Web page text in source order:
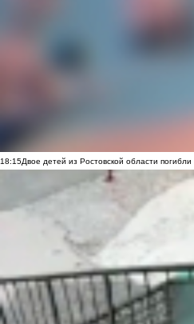
18:15Двое детей из Ростовской области